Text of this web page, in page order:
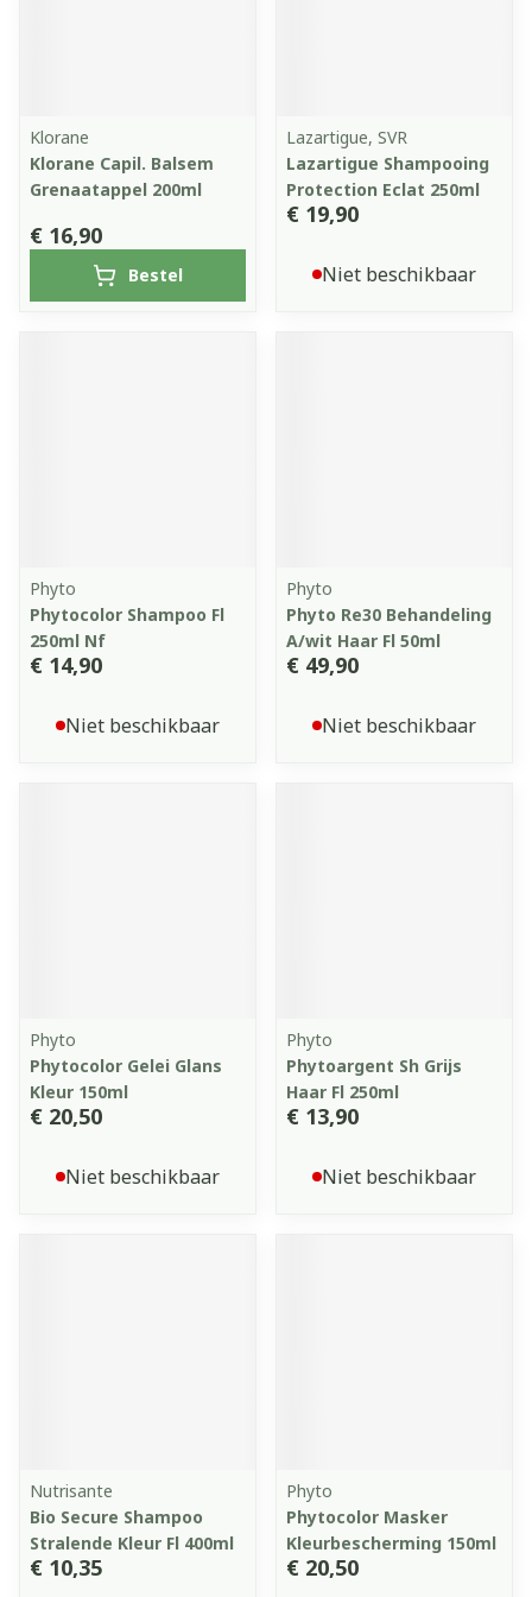
Klorane
Klorane Capil. Balsem
Grenaatappel 200ml
€ 16,90
Bestel
Lazartigue, SVR
Lazartigue Shampooing
Protection Eclat 250ml
€ 19,90
Niet beschikbaar
Phyto
Phytocolor Shampoo Fl
250ml Nf
€ 14,90
Niet beschikbaar
Phyto
Phyto Re30 Behandeling
A/wit Haar Fl 50ml
€ 49,90
Niet beschikbaar
Phyto
Phytocolor Gelei Glans
Kleur 150ml
€ 20,50
Niet beschikbaar
Phyto
Phytoargent Sh Grijs
Haar Fl 250ml
€ 13,90
Niet beschikbaar
Nutrisante
Bio Secure Shampoo
Stralende Kleur Fl 400ml
€ 10,35
Phyto
Phytocolor Masker
Kleurbescherming 150ml
€ 20,50